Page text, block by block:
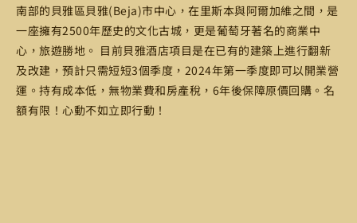
南部的貝雅區貝雅(Beja)市中心，在里斯本與阿爾加維之間，是
一座擁有2500年歷史的文化古城，更是葡萄牙著名的商業中
心，旅遊勝地。 目前貝雅酒店項目是在已有的建築上進行翻新
及改建，預計只需短短3個季度，2024年第一季度即可以開業營
運。持有成本低，無物業費和房產稅，6年後保障原價回購。名
額有限！心動不如立即行動！